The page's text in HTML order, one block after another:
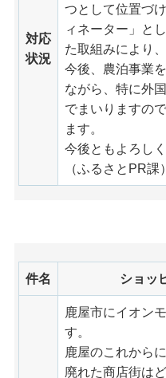
対応
状況
つとして位置づ
ィネーター」と
た取組みにより
今後、農泊事業
ながら、特に外
でまいりますの
ます。
今後ともよろし
（ふるさとPR課）
件名 ショッ
鹿屋市にイオン
す。
鹿屋のこれから
廃れた商店街は